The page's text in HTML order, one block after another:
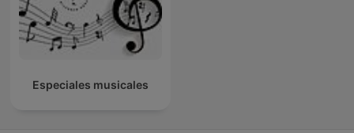
Especiales musicales